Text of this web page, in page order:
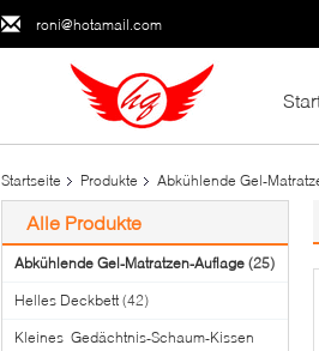
roni@hotamail.com
Startseite Produkte Abkühlende Gel-
Alle Produkte
Abkühlende Gel-Matratzen-Auflage (25)
Helles Deckbett (42)
Kleines Gedächtnis-Schaum-Kissen